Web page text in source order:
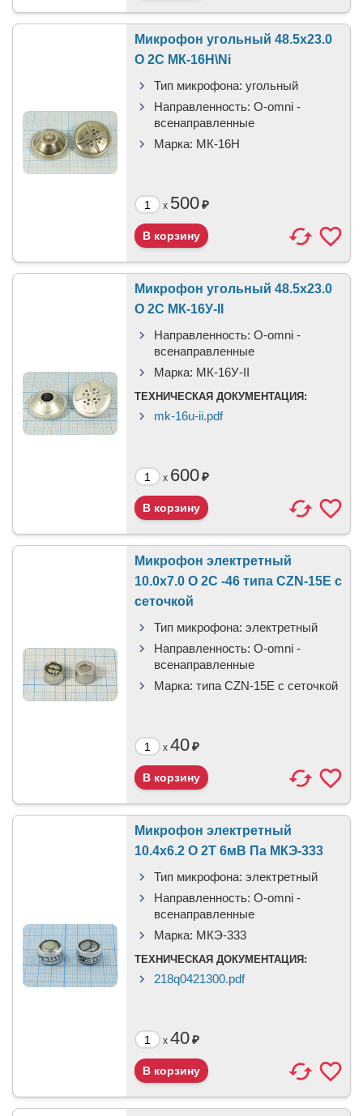
Микрофон угольный 48.5x23.0
O 2C МК-16Н\Ni
Тип микрофона: угольный
Направленность: O-omni -
всенаправленные
Марка: МК-16Н
x 500₽
Микрофон угольный 48.5x23.0
O 2C МК-16У-II
Направленность: O-omni -
всенаправленные
Марка: МК-16У-II
ТЕХНИЧЕСКАЯ ДОКУМЕНТАЦИЯ:
mk-16u-ii.pdf
x 600₽
Микрофон электретный
10.0x7.0 O 2C -46 типа CZN-15E с
сеточкой
Тип микрофона: электретный
Направленность: O-omni -
всенаправленные
Марка: типа CZN-15E с сеточкой
x 40₽
Микрофон электретный
10.4x6.2 O 2T 6мВ Па МКЭ-333
Тип микрофона: электретный
Направленность: O-omni -
всенаправленные
Марка: МКЭ-333
ТЕХНИЧЕСКАЯ ДОКУМЕНТАЦИЯ:
218q0421300.pdf
x 40₽